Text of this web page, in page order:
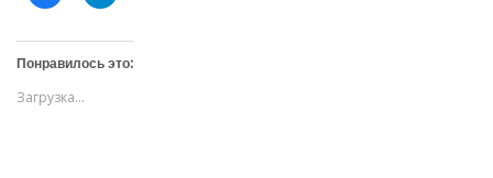
и
т
е
ч
и
т
е
Понравилось это:
Загрузка...